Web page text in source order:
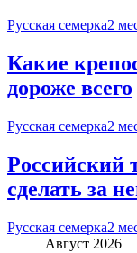
Русская семерка2
Какие
дороже всего
Русская семерка2
Рoсcийcкий
сделать за
Русская семерка2
Август 2026